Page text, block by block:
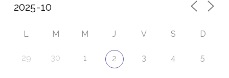
L M M J V S D
29 30 1 2 3 4 5